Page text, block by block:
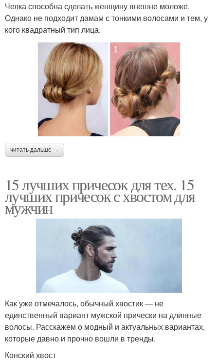
Прически с челкой Красивые прически
Челка способна сделать женщину внешне моложе.
Однако не подходит дамам с тонкими волосами и тем, у
кого квадратный тип лица.
читать дальше →
15 лучших причесок для тех. 15
лучших причесок с хвостом для
мужчин
Как уже отмечалось, обычный хвостик — не
единственный вариант мужской прически на длинные
волосы. Расскажем о модный и актуальных вариантах,
которые давно и прочно вошли в тренды.
Конский хвост